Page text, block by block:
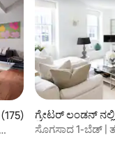
ಸರಾಸರಿ ರೇಟಿಂಗ್, 175
ಗ್ರೇಟರ್ ಲಂಡನ್
ಸೊಗಸಾದ 1-ಬೆಡ್ |